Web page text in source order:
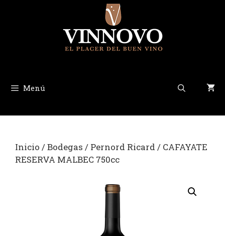
Menú
Inicio /Bodegas / Pernord Ricard / CAFAYATE
RESERVA MALBEC 750cc